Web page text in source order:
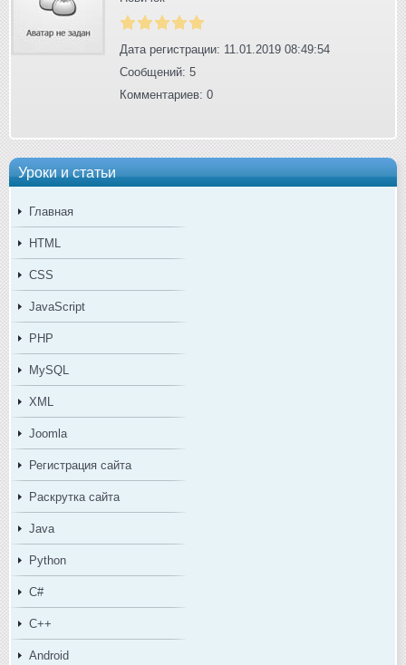
Уроки и статьи
Главная
HTML
CSS
JavaScript
PHP
MySQL
XML
Joomla
Регистрация сайта
Раскрутка сайта
Java
Python
C#
C++
Android
Дата регистрации: 11.01.2019 08:49:54
Сообщений: 5
Комментариев: 0